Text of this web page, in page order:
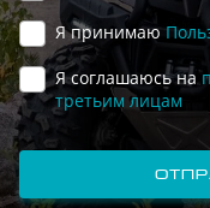
Я принимаю
Я соглашаюсь на
третьим лицам